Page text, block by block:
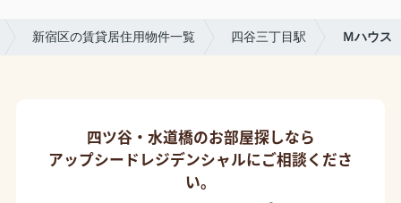
新宿区の賃貸居住用物件一覧 四谷三丁目駅 Ｍハウス
四ツ谷・水道橋のお部屋探しなら
アップシードレジデンシャルにご相談くださ
い。